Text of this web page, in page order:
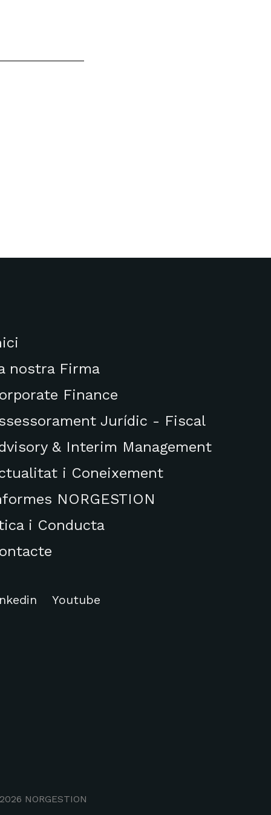
nostra Firma
Finance
Jurídic - Fiscal
& Interim Management
i Coneixement
NORGESTION
i Conducta
Youtube
NORGESTION